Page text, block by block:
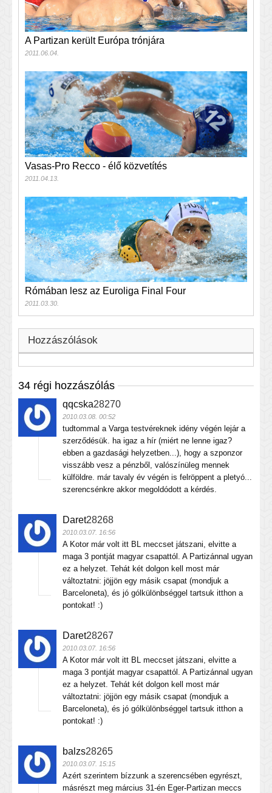
A Partizan került Európa trónjára
2011.06.04.
Vasas-Pro Recco - élő közvetítés
2011.04.13.
Rómában lesz az Euroliga Final Four
2011.03.30.
Hozzászólások
34 régi hozzászólás
qqcska28270
2010.03.08. 00:52
tudtommal a Varga testvéreknek idény végén lejár a
szerződésük. ha igaz a hír (miért ne lenne igaz?
ebben a gazdasági helyzetben...), hogy a szponzor
visszább vesz a pénzből, valószínüleg mennek
külföldre. már tavaly év végén is felröppent a pletyó...
szerencsénkre akkor megoldódott a kérdés.
Daret28268
2010.03.07. 16:56
A Kotor már volt itt BL meccset játszani, elvitte a
maga 3 pontját magyar csapattól. A Partizánnal ugyan
ez a helyzet. Tehát két dolgon kell most már
változtatni: jöjjön egy másik csapat (mondjuk a
Barceloneta), és jó gólkülönbséggel tartsuk itthon a
pontokat! :)
Daret28267
2010.03.07. 16:56
A Kotor már volt itt BL meccset játszani, elvitte a
maga 3 pontját magyar csapattól. A Partizánnal ugyan
ez a helyzet. Tehát két dolgon kell most már
változtatni: jöjjön egy másik csapat (mondjuk a
Barceloneta), és jó gólkülönbséggel tartsuk itthon a
pontokat! :)
balzs28265
2010.03.07. 15:15
Azért szerintem bízzunk a szerencsében egyrészt,
másrészt meg március 31-én Eger-Partizan meccs